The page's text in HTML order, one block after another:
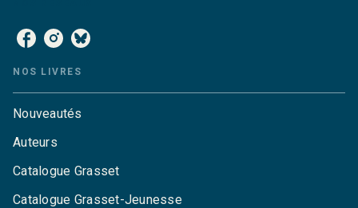
NOS LIVRES
Nouveautés
Auteurs
Catalogue Grasset
Catalogue Grasset-Jeunesse